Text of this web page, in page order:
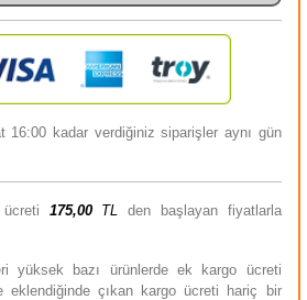
16:00 kadar verdiğiniz siparişler aynı gün
175,00 TL den başlayan fiyatlarla
yüksek bazı ürünlerde ek kargo ücreti
eklendiğinde çıkan kargo ücreti hariç bir